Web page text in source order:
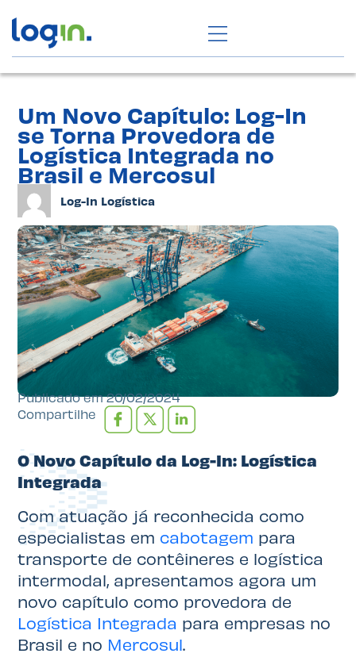
Um Novo Capítulo: Log-In
se Torna Provedora de
Logística Integrada no
Brasil e Mercosul
Log-In Logística
Publicado em 20/02/2024
Compartilhe
O Novo Capítulo da Log-In: Logística
Integrada
Com atuação já reconhecida como
especialistas em cabotagem para
transporte de contêineres e logística
intermodal, apresentamos agora um
novo capítulo como provedora de
Logística Integrada para empresas no
Brasil e no Mercosul.